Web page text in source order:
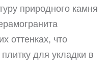
природного камня
оттенках, что
для укладки в